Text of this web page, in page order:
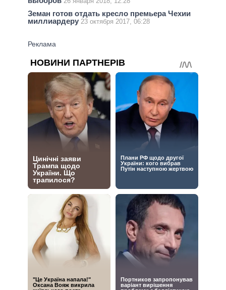
Земан готов отдать кресло премьера Чехии
миллиардеру 23 октября 2017, 06:28